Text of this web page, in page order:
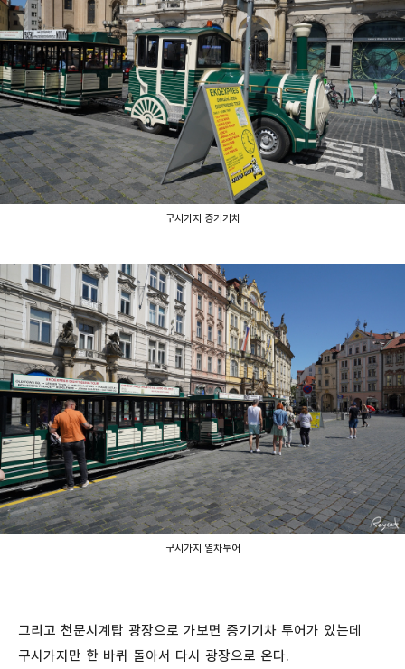
구시가지 증기기차
구시가지 열차투어
그리고 천문시계탑 광장으로 가보면 증기기차 투어가 있는데
구시가지만 한 바퀴 돌아서 다시 광장으로 온다.